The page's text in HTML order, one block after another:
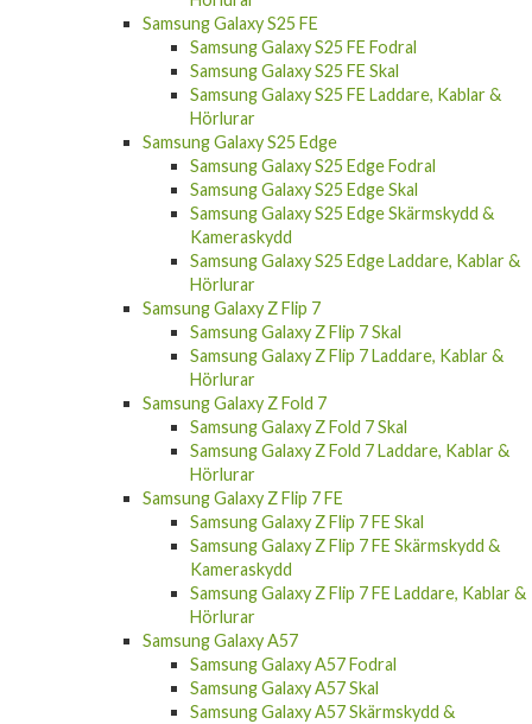
Samsung Galaxy S25 FE
Samsung Galaxy S25 FE Fodral
Samsung Galaxy S25 FE Skal
Samsung Galaxy S25 FE Laddare, Kablar &
Hörlurar
Samsung Galaxy S25 Edge
Samsung Galaxy S25 Edge Fodral
Samsung Galaxy S25 Edge Skal
Samsung Galaxy S25 Edge Skärmskydd &
Kameraskydd
Samsung Galaxy S25 Edge Laddare, Kablar &
Hörlurar
Samsung Galaxy Z Flip 7
Samsung Galaxy Z Flip 7 Skal
Samsung Galaxy Z Flip 7 Laddare, Kablar &
Hörlurar
Samsung Galaxy Z Fold 7
Samsung Galaxy Z Fold 7 Skal
Samsung Galaxy Z Fold 7 Laddare, Kablar &
Hörlurar
Samsung Galaxy Z Flip 7 FE
Samsung Galaxy Z Flip 7 FE Skal
Samsung Galaxy Z Flip 7 FE Skärmskydd &
Kameraskydd
Samsung Galaxy Z Flip 7 FE Laddare, Kablar &
Hörlurar
Samsung Galaxy A57
Samsung Galaxy A57 Fodral
Samsung Galaxy A57 Skal
Samsung Galaxy A57 Skärmskydd &